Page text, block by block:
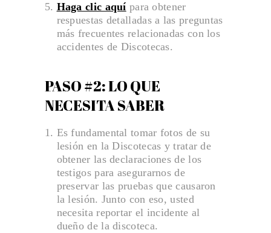
Haga clic aquípara obtener
respuestas detalladas a las preguntas
más frecuentes relacionadas con los
accidentes de Discotecas.
PASO #2: LO QUE
NECESITA SABER
Es fundamental tomar fotos de su
lesión en la Discotecas y tratar de
obtener las declaraciones de los
testigos para asegurarnos de
preservar las pruebas que causaron
la lesión. Junto con eso, usted
necesita reportar el incidente al
dueño de la discoteca.